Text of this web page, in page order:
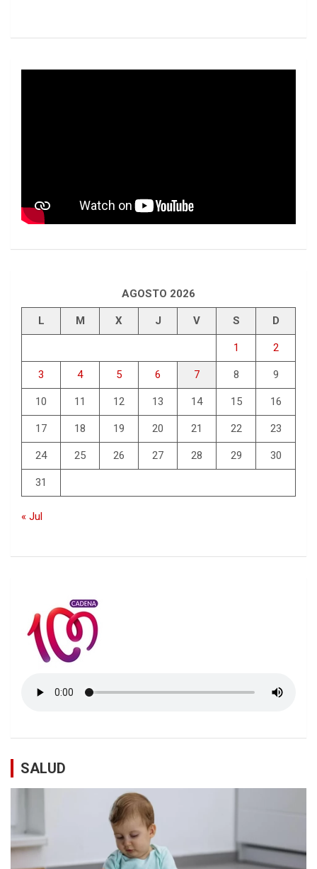
AGOSTO 2026
L M X J V S D
1 2
3 4 5 6 7 8 9
10 11 12 13 14 15 16
17 18 19 20 21 22 23
24 25 26 27 28 29 30
31
« Jul
SALUD